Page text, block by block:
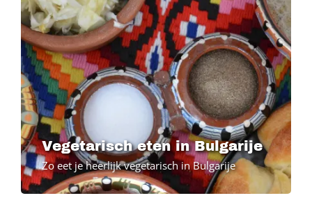
Vegetarisch eten in Bulgarije
Zo eet je heerlijk vegetarisch in Bulgarije